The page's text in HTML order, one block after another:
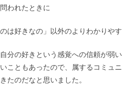
われたときに
のは好きなの」以外のよりわかりや
分の好きという感覚への信頼が弱
こともあったので、属するコミュ
たのだなと思いました。